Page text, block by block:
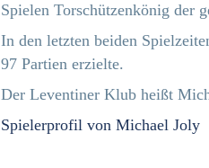
Spielen Torschützenkönig der
In den letzten beiden
97 Partien erzielte.
Der Leventiner Klub heißt
Spielerprofil von Michael Joly